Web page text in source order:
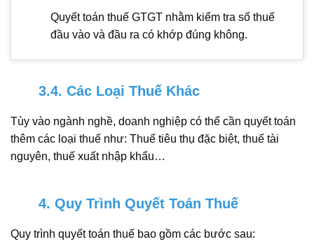
Quyết toán thuế GTGT nhằm kiểm tra số thuế
đầu vào và đầu ra có khớp đúng không.
3.4. Các Loại Thuế Khác
Tùy vào ngành nghề, doanh nghiệp có thể cần quyết toán
thêm các loại thuế như: Thuế tiêu thụ đặc biệt, thuế tài
nguyên, thuế xuất nhập khẩu…
4. Quy Trình Quyết Toán Thuế
Quy trình quyết toán thuế bao gồm các bước sau: